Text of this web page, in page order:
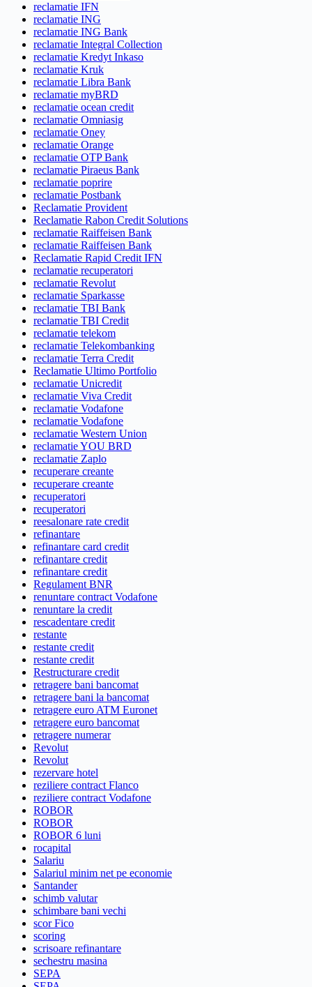
reclamatie IFN
reclamatie ING
reclamatie ING Bank
reclamatie Integral Collection
reclamatie Kredyt Inkaso
reclamatie Kruk
reclamatie Libra Bank
reclamatie myBRD
reclamatie ocean credit
reclamatie Omniasig
reclamatie Oney
reclamatie Orange
reclamatie OTP Bank
reclamatie Piraeus Bank
reclamatie poprire
reclamatie Postbank
Reclamatie Provident
Reclamatie Rabon Credit Solutions
reclamatie Raiffeisen Bank
reclamatie Raiffeisen Bank
Reclamatie Rapid Credit IFN
reclamatie recuperatori
reclamatie Revolut
reclamatie Sparkasse
reclamatie TBI Bank
reclamatie TBI Credit
reclamatie telekom
reclamatie Telekombanking
reclamatie Terra Credit
Reclamatie Ultimo Portfolio
reclamatie Unicredit
reclamatie Viva Credit
reclamatie Vodafone
reclamatie Vodafone
reclamatie Western Union
reclamatie YOU BRD
reclamatie Zaplo
recuperare creante
recuperare creante
recuperatori
recuperatori
reesalonare rate credit
refinantare
refinantare card credit
refinantare credit
refinantare credit
Regulament BNR
renuntare contract Vodafone
renuntare la credit
rescadentare credit
restante
restante credit
restante credit
Restructurare credit
retragere bani bancomat
retragere bani la bancomat
retragere euro ATM Euronet
retragere euro bancomat
retragere numerar
Revolut
Revolut
rezervare hotel
reziliere contract Flanco
reziliere contract Vodafone
ROBOR
ROBOR
ROBOR 6 luni
rocapital
Salariu
Salariul minim net pe economie
Santander
schimb valutar
schimbare bani vechi
scor Fico
scoring
scrisoare refinantare
sechestru masina
SEPA